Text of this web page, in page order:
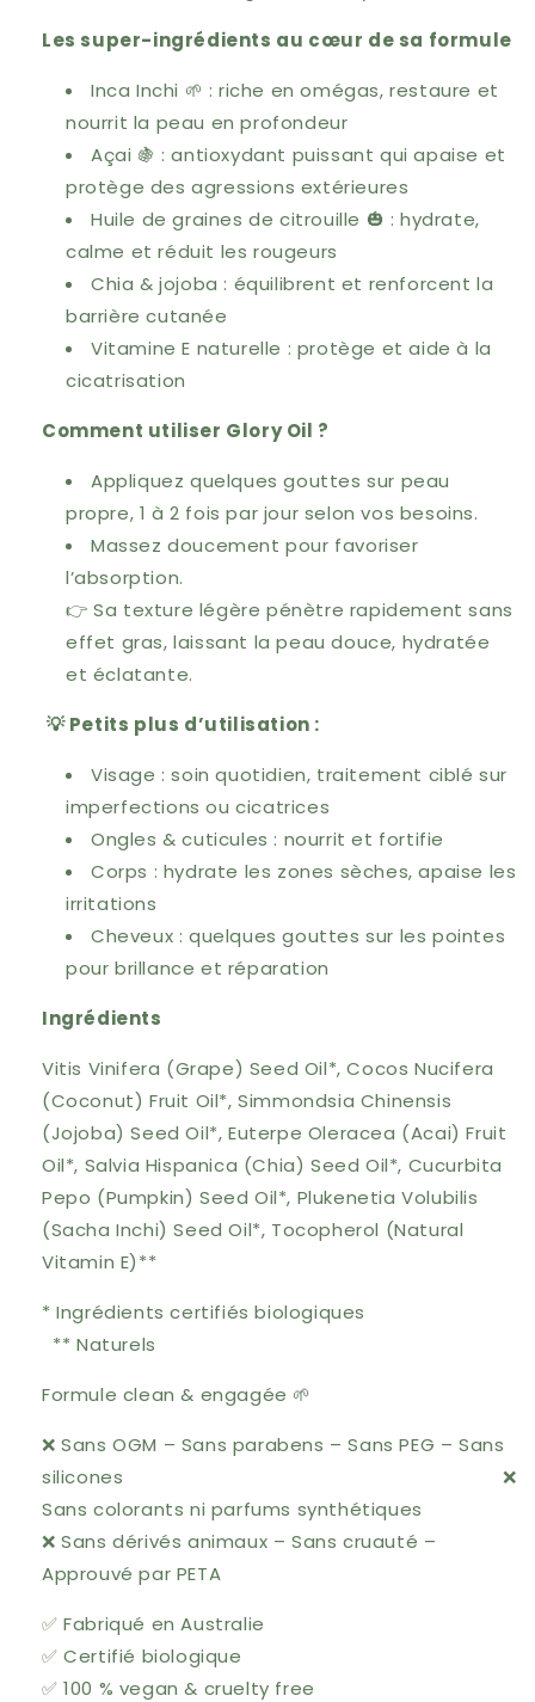
Les super-ingrédients au cœur de sa formule
Inca Inchi 🌱 : riche en omégas, restaure et
nourrit la peau en profondeur
Açai 🍇 : antioxydant puissant qui apaise et
protège des agressions extérieures
Huile de graines de citrouille 🎃 : hydrate,
calme et réduit les rougeurs
Chia & jojoba : équilibrent et renforcent la
barrière cutanée
Vitamine E naturelle : protège et aide à la
cicatrisation
Comment utiliser Glory Oil ?
Appliquez quelques gouttes sur peau
propre, 1 à 2 fois par jour selon vos besoins.
Massez doucement pour favoriser
l’absorption.
👉 Sa texture légère pénètre rapidement sans
effet gras, laissant la peau douce, hydratée
et éclatante.
💡 Petits plus d’utilisation :
Visage : soin quotidien, traitement ciblé sur
imperfections ou cicatrices
Ongles & cuticules : nourrit et fortifie
Corps : hydrate les zones sèches, apaise les
irritations
Cheveux : quelques gouttes sur les pointes
pour brillance et réparation
Ingrédients
Vitis Vinifera (Grape) Seed Oil*, Cocos Nucifera
(Coconut) Fruit Oil*, Simmondsia Chinensis
(Jojoba) Seed Oil*, Euterpe Oleracea (Acai) Fruit
Oil*, Salvia Hispanica (Chia) Seed Oil*, Cucurbita
Pepo (Pumpkin) Seed Oil*, Plukenetia Volubilis
(Sacha Inchi) Seed Oil*, Tocopherol (Natural
Vitamin E)**
* Ingrédients certifiés biologiques
** Naturels
Formule clean & engagée 🌱
❌ Sans OGM – Sans parabens – Sans PEG – Sans
silicones ❌
Sans colorants ni parfums synthétiques
❌ Sans dérivés animaux – Sans cruauté –
Approuvé par PETA
✅ Fabriqué en Australie
✅ Certifié biologique
✅ 100 % vegan & cruelty free